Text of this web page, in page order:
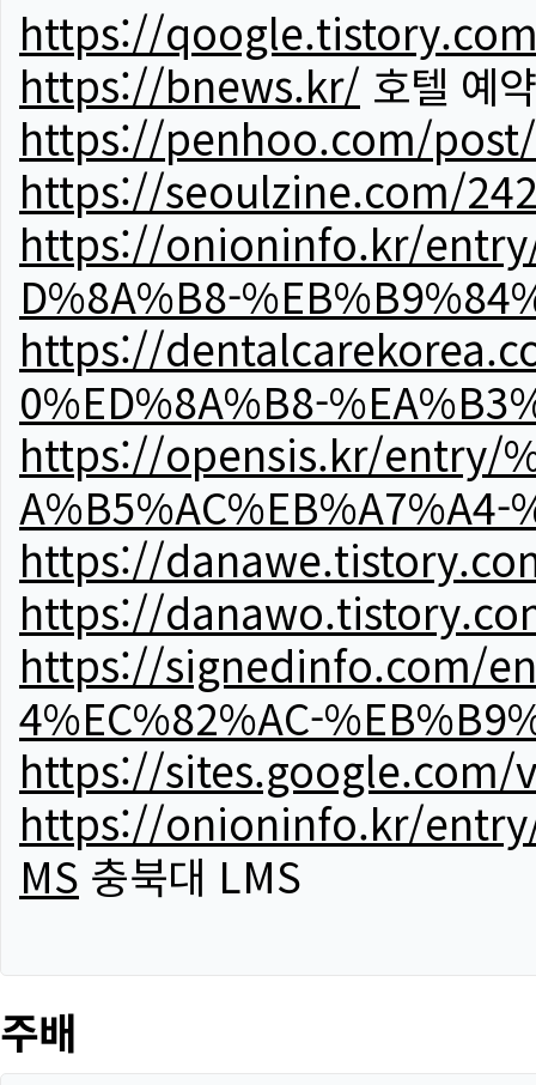
https://
https://bnews.kr/ 호텔 예약
https://penhoo.com/
https://seoulzine.com/
https://onioninfo.kr/entry/
D%8A%B8-
https://
0%ED%8A%B8-
https://opensis.kr/entry/
A%B5%AC%EB%A7%A4-
https://
https://
https://signedinfo.com/
4%EC%82%AC-
https://sites.google.com/
https://onioninfo.kr/entry/
MS 충북대 LMS
주배